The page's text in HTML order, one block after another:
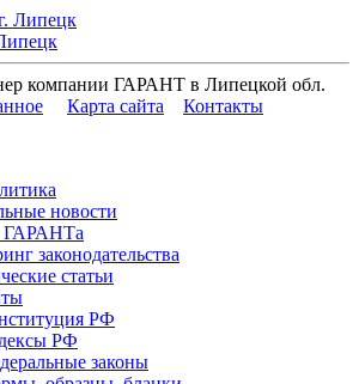
компании ГАРАНТ в Липецкой обл.
Карта сайта
Контакты
новости
ГАРАНТа
законодательства
статьи
РФ
РФ
законы